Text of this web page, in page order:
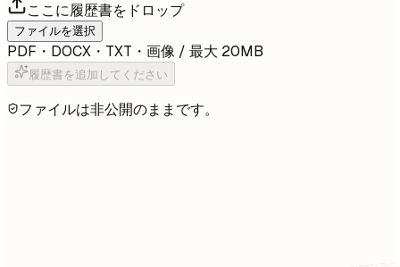
ここに履歴書をドロップ
ファイルを選択
PDF・DOCX・TXT・画像 / 最大 20MB
履歴書を追加してください
ファイルは非公開のままです。